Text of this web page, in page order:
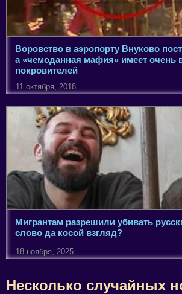
Воровство в аэропорту Внуково
а «чемоданная мафия» имеет очень
покровителей
11 октября, 2018
Мигрантам разрешили убивать
слово да косой взгляд?
18 ноября, 2025
Несколько случайных